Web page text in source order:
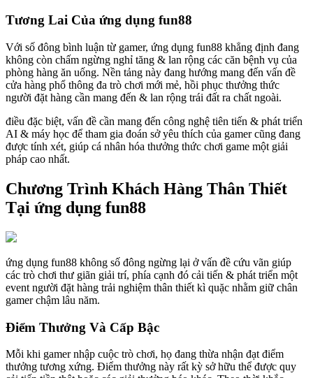
Tương Lai Của ứng dụng fun88
Với số đông bình luận từ gamer, ứng dụng fun88 khẳng định đang
không còn chấm ngừng nghỉ tăng & lan rộng các căn bệnh vụ của
phòng hàng ăn uống. Nền tảng này đang hướng mang đến vấn đề
cửa hàng phổ thông đa trò chơi mới mẻ, hồi phục thưởng thức
người đặt hàng cần mang đến & lan rộng trái đất ra chất ngoài.
điều đặc biệt, vấn đề cần mang đến công nghệ tiên tiến & phát triển
AI & máy học để tham gia đoán sở yêu thích của gamer cũng đang
được tính xét, giúp cá nhân hóa thưởng thức chơi game một giải
pháp cao nhất.
Chương Trình Khách Hàng Thân Thiết
Tại ứng dụng fun88
ứng dụng fun88 không số đông ngừng lại ở vấn đề cứu vãn giúp
các trò chơi thư giãn giải trí, phía cạnh đó cải tiến & phát triển một
event người đặt hàng trải nghiệm thân thiết kì quặc nhằm giữ chân
gamer chậm lâu năm.
Điểm Thưởng Và Cấp Bậc
Mỗi khi gamer nhập cuộc trò chơi, họ đang thừa nhận đạt điểm
thưởng tương xứng. Điểm thưởng này rất kỳ sở hữu thể được quy